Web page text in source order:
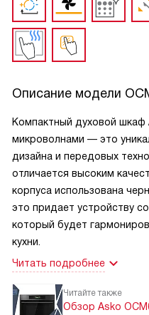
Описание модели
Компактный духовой шкаф
микроволнами — это
дизайна и передовых
отличается высоким
корпуса использована
это придает устройству
который будет
кухни.
Читать подробнее
Читайте также
Обзор Asko